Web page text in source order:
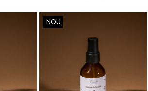
NOU